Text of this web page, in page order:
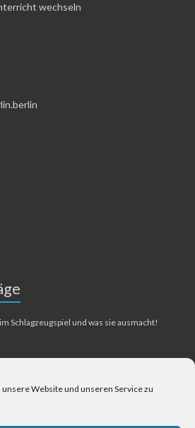
Website und unseren Service zu
wechseln
Schlagzeugspiel und was sie ausmacht!